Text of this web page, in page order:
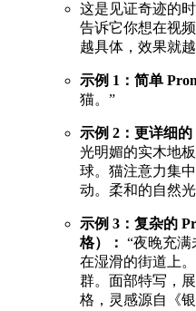
这是见证奇迹的
告诉它你想在视
越具体，效果就越
示例 1：简单
猫。”
示例 2：更详细的
光明媚的实木地
球。猫注意力集
动。柔和的自然
示例 3：复杂的
格）： “夜晚充
在湿滑的街道上
群。面部特写，
格，灵感源自《